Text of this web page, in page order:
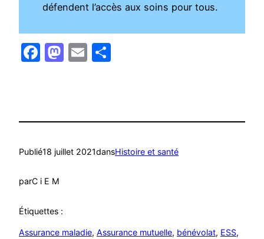
défendent l’accès aux soins pour tous.
Facebook
Mastodon
Email
Publié18 juillet 2021dansHistoire et santé
parC i E M
Étiquettes :
Assurance maladie, Assurance mutuelle, bénévolat, ESS